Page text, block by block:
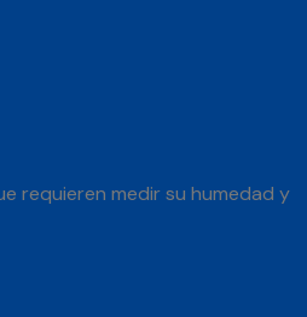
requieren medir su humedad y